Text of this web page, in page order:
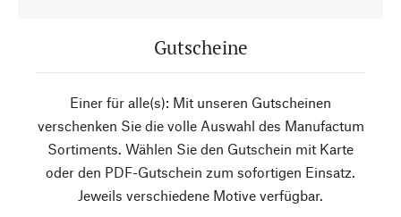
Gutscheine
Einer für alle(s): Mit unseren Gutscheinen
verschenken Sie die volle Auswahl des Manufactum
Sortiments. Wählen Sie den Gutschein mit Karte
oder den PDF-Gutschein zum sofortigen Einsatz.
Jeweils verschiedene Motive verfügbar.